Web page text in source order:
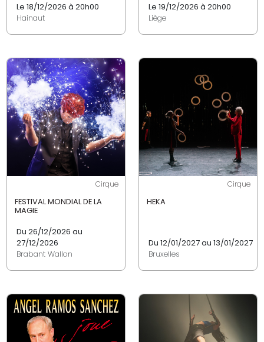
Le 18/12/2026 à 20h00
Hainaut
Le 19/12/2026 à 20h00
Liège
Cirque
FESTIVAL MONDIAL DE LA
MAGIE
Du 26/12/2026 au
27/12/2026
Brabant Wallon
Cirque
HEKA
Du 12/01/2027 au 13/01/2027
Bruxelles